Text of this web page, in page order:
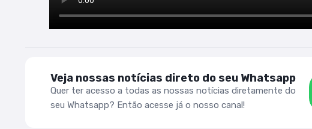
Veja nossas notícias direto do seu Whatsapp
Quer ter acesso a todas as nossas notícias diretamente do
seu Whatsapp? Então acesse já o nosso canal!